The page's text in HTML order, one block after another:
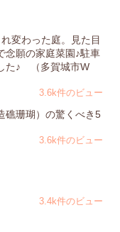
変わった庭。見た目
念願の家庭菜園♪駐車
た♪ （多賀城市W
3.6k件のビュー
礁珊瑚）の驚くべき5
3.6k件のビュー
3.4k件のビュー